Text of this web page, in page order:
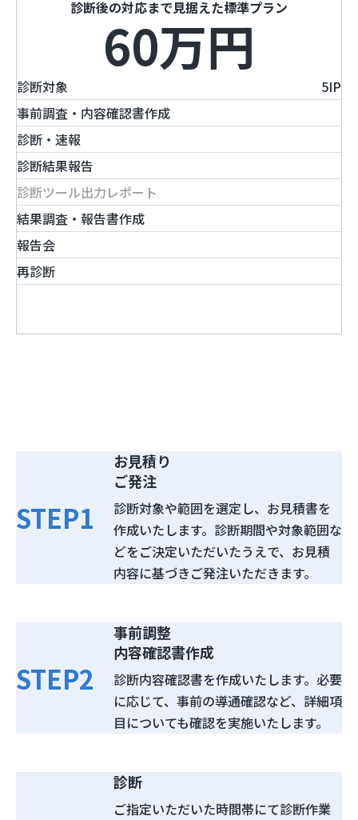
診断後の対応まで見据えた標準プラン
60万円
診断対象
5IP
事前調査・内容確認書作成
診断・速報
診断結果報告
診断ツール出力レポート
結果調査・報告書作成
報告会
再診断
STEP1
お見積り
ご発注
診断対象や範囲を選定し、お見積書を
作成いたします。診断期間や対象範囲な
どをご決定いただいたうえで、お見積
内容に基づきご発注いただきます。
STEP2
事前調整
内容確認書作成
診断内容確認書を作成いたします。必要
に応じて、事前の導通確認など、詳細項
目についても確認を実施いたします。
診断
ご指定いただいた時間帯にて診断作業